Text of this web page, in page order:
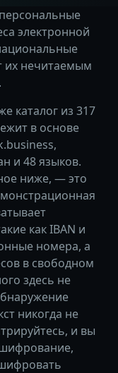
электронной
их нечитаемым
каталог из 317
в основе
и 48 языков.
ниже, — это
как IBAN и
номера, а
в свободном
здесь не
никогда не
и вы